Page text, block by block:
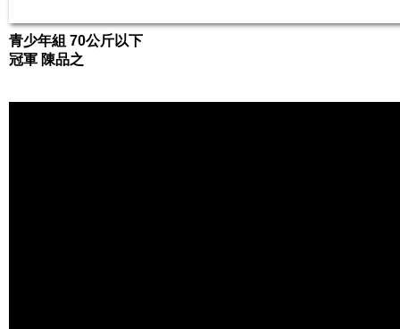
青少年組 70公斤以下
冠軍 陳品之